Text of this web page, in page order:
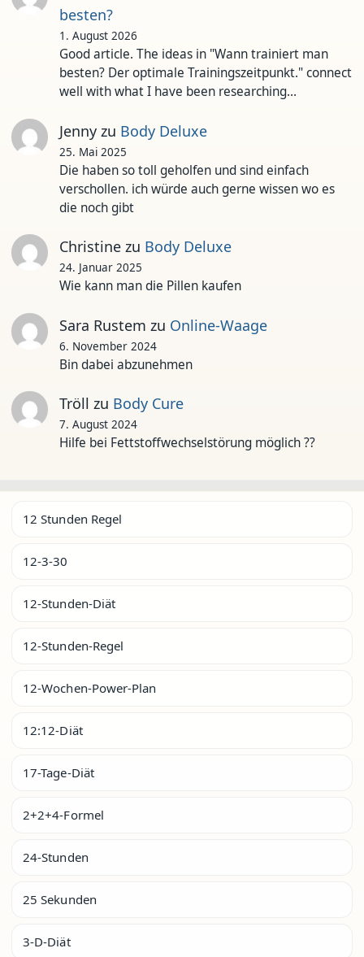
besten?
1. August 2026
Good article. The ideas in "Wann trainiert man
besten? Der optimale Trainingszeitpunkt." connect
well with what I have been researching…
Jennyzu Body Deluxe
25. Mai 2025
Die haben so toll geholfen und sind einfach
verschollen. ich würde auch gerne wissen wo es
die noch gibt
Christinezu Body Deluxe
24. Januar 2025
Wie kann man die Pillen kaufen
Sara Rustem zu Online-Waage
6. November 2024
Bin dabei abzunehmen
Tröll zu Body Cure
7. August 2024
Hilfe bei Fettstoffwechselstörung möglich ??
12 Stunden Regel
12-3-30
12-Stunden-Diät
12-Stunden-Regel
12-Wochen-Power-Plan
12:12-Diät
17-Tage-Diät
2+2+4-Formel
24-Stunden
25 Sekunden
3-D-Diät